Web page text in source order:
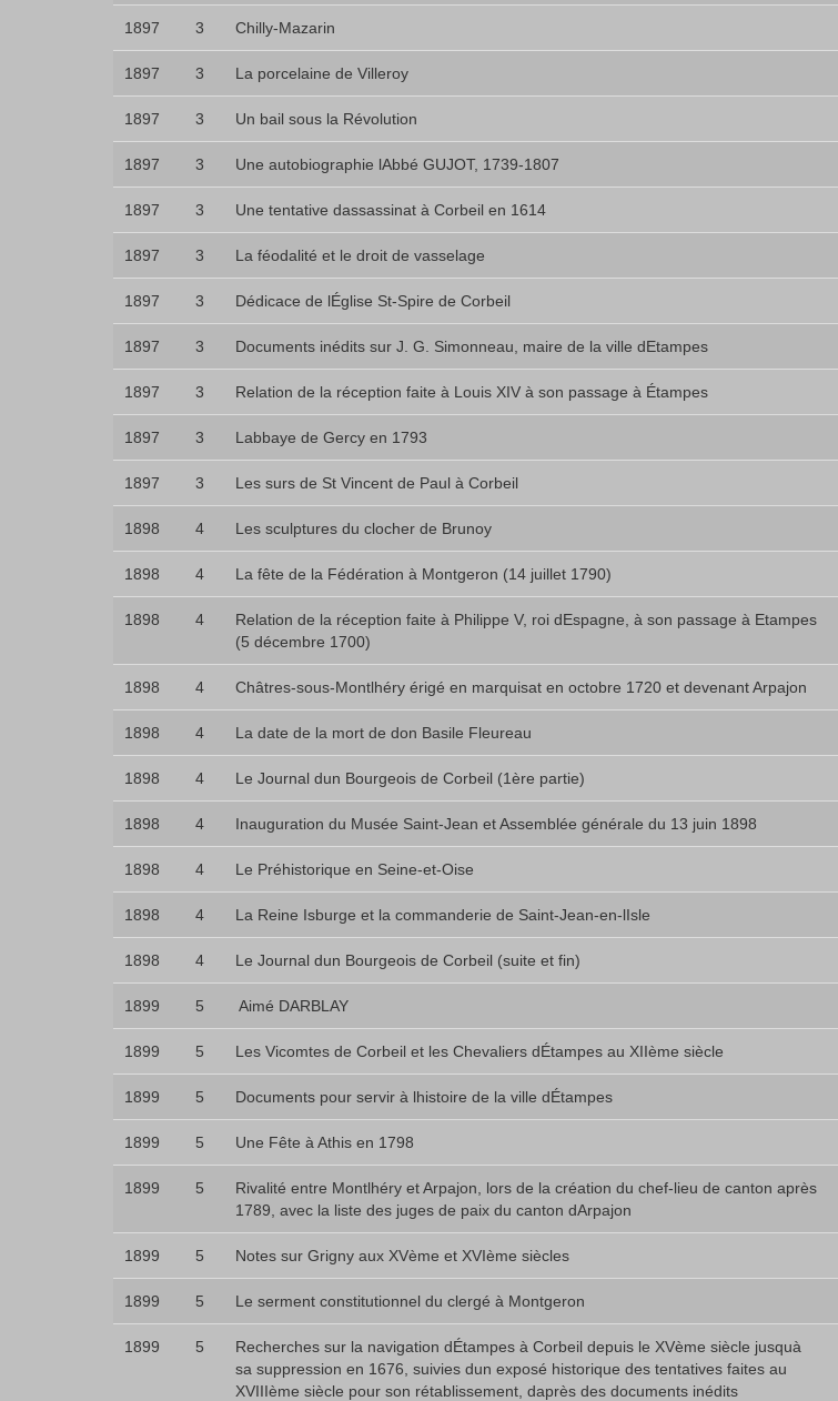
1897 3 Chilly-Mazarin
1897 3 La porcelaine de Villeroy
1897 3 Un bail sous la Révolution
1897 3 Une autobiographie lAbbé GUJOT, 1739-1807
1897 3 Une tentative dassassinat à Corbeil en 1614
1897 3 La féodalité et le droit de vasselage
1897 3 Dédicace de lÉglise St-Spire de Corbeil
1897 3 Documents inédits sur J. G. Simonneau, maire de la ville dEtampes
1897 3 Relation de la réception faite à Louis XIV à son passage à Étampes
1897 3 Labbaye de Gercy en 1793
1897 3 Les surs de St Vincent de Paul à Corbeil
1898 4 Les sculptures du clocher de Brunoy
1898 4 La fête de la Fédération à Montgeron (14 juillet 1790)
1898 4
Relation de la réception faite à Philippe V, roi dEspagne, à son passage à Etampes
(5 décembre 1700)
1898 4 Châtres-sous-Montlhéry érigé en marquisat en octobre 1720 et devenant Arpajon
1898 4 La date de la mort de don Basile Fleureau
1898 4 Le Journal dun Bourgeois de Corbeil (1ère partie)
1898 4 Inauguration du Musée Saint-Jean et Assemblée générale du 13 juin 1898
1898 4 Le Préhistorique en Seine-et-Oise
1898 4 La Reine Isburge et la commanderie de Saint-Jean-en-lIsle
1898 4 Le Journal dun Bourgeois de Corbeil (suite et fin)
1899 5  Aimé DARBLAY
1899 5 Les Vicomtes de Corbeil et les Chevaliers dÉtampes au XIIème siècle
1899 5 Documents pour servir à lhistoire de la ville dÉtampes
1899 5 Une Fête à Athis en 1798
1899 5
Rivalité entre Montlhéry et Arpajon, lors de la création du chef-lieu de canton après
1789, avec la liste des juges de paix du canton dArpajon
1899 5 Notes sur Grigny aux XVème et XVIème siècles
1899 5 Le serment constitutionnel du clergé à Montgeron
1899 5
Recherches sur la navigation dÉtampes à Corbeil depuis le XVème siècle jusquà
sa suppression en 1676, suivies dun exposé historique des tentatives faites au
XVIIIème siècle pour son rétablissement, daprès des documents inédits